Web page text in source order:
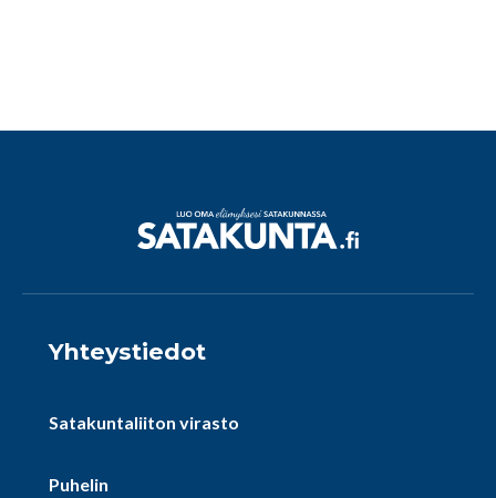
Yhteystiedot
Satakuntaliiton virasto
Puhelin